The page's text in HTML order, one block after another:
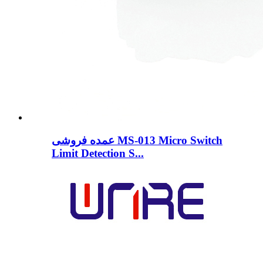
عمده فروشی MS-013 Micro Switch
Limit Detection S...